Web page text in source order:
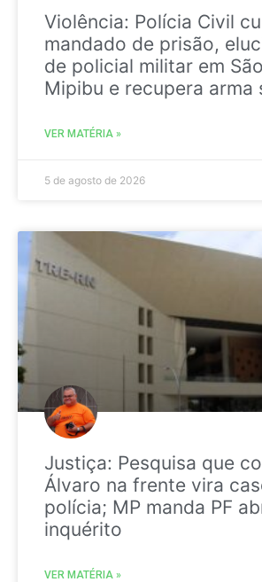
Violência: Polícia Civil
mandado de prisão,
de policial militar em
Mipibu e recupera arma
VER MATÉRIA »
5 de agosto de 2026
Justiça: Pesquisa que
Álvaro na frente vira
polícia; MP manda PF
inquérito
VER MATÉRIA »